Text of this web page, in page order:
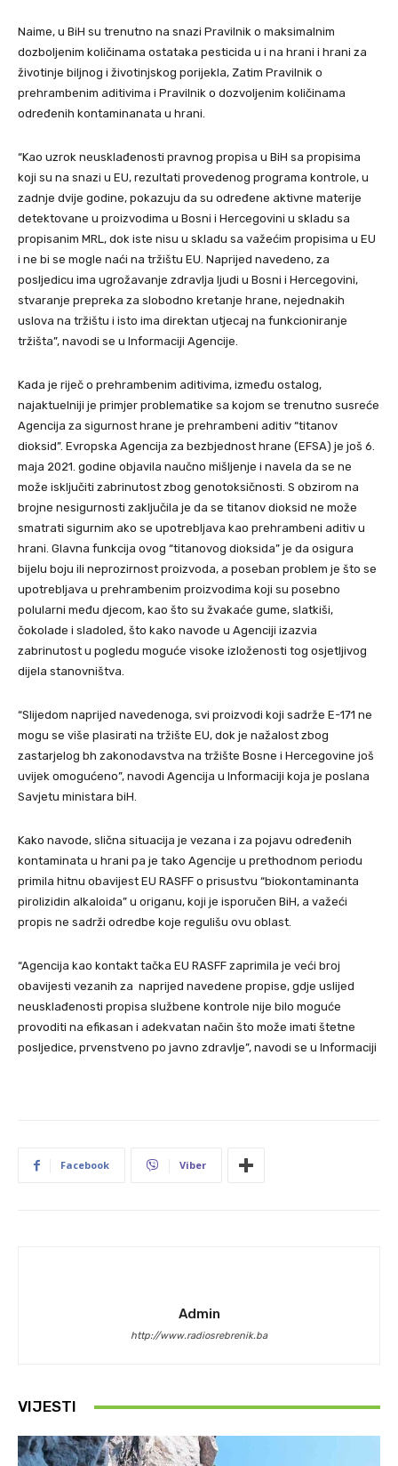
Naime, u BiH su trenutno na snazi Pravilnik o maksimalnim
dozboljenim količinama ostataka pesticida u i na hrani i hrani za
životinje biljnog i životinjskog porijekla, Zatim Pravilnik o
prehrambenim aditivima i Pravilnik o dozvoljenim količinama
određenih kontaminanata u hrani.
“Kao uzrok neusklađenosti pravnog propisa u BiH sa propisima
koji su na snazi u EU, rezultati provedenog programa kontrole, u
zadnje dvije godine, pokazuju da su određene aktivne materije
detektovane u proizvodima u Bosni i Hercegovini u skladu sa
propisanim MRL, dok iste nisu u skladu sa važećim propisima u EU
i ne bi se mogle naći na tržištu EU. Naprijed navedeno, za
posljedicu ima ugrožavanje zdravlja ljudi u Bosni i Hercegovini,
stvaranje prepreka za slobodno kretanje hrane, nejednakih
uslova na tržištu i isto ima direktan utjecaj na funkcioniranje
tržišta”, navodi se u Informaciji Agencije.
Kada je riječ o prehrambenim aditivima, između ostalog,
najaktuelniji je primjer problematike sa kojom se trenutno susreće
Agencija za sigurnost hrane je prehrambeni aditiv “titanov
dioksid”. Evropska Agencija za bezbjednost hrane (EFSA) je još 6.
maja 2021. godine objavila naučno mišljenje i navela da se ne
može isključiti zabrinutost zbog genotoksičnosti. S obzirom na
brojne nesigurnosti zaključila je da se titanov dioksid ne može
smatrati sigurnim ako se upotrebljava kao prehrambeni aditiv u
hrani. Glavna funkcija ovog “titanovog dioksida” je da osigura
bijelu boju ili neprozirnost proizvoda, a poseban problem je što se
upotrebljava u prehrambenim proizvodima koji su posebno
polularni među djecom, kao što su žvakaće gume, slatkiši,
čokolade i sladoled, što kako navode u Agenciji izazvia
zabrinutost u pogledu moguće visoke izloženosti tog osjetljivog
dijela stanovništva.
“Slijedom naprijed navedenoga, svi proizvodi koji sadrže E-171 ne
mogu se više plasirati na tržište EU, dok je nažalost zbog
zastarjelog bh zakonodavstva na tržište Bosne i Hercegovine još
uvijek omogućeno”, navodi Agencija u Informaciji koja je poslana
Savjetu ministara biH.
Kako navode, slična situacija je vezana i za pojavu određenih
kontaminata u hrani pa je tako Agencije u prethodnom periodu
primila hitnu obavijest EU RASFF o prisustvu “biokontaminanta
pirolizidin alkaloida” u origanu, koji je isporučen BiH, a važeći
propis ne sadrži odredbe koje regulišu ovu oblast.
“Agencija kao kontakt tačka EU RASFF zaprimila je veći broj
obavijesti vezanih za naprijed navedene propise, gdje uslijed
neusklađenosti propisa službene kontrole nije bilo moguće
provoditi na efikasan i adekvatan način što može imati štetne
posljedice, prvenstveno po javno zdravlje”, navodi se u Informaciji
Facebook Viber
Admin
http://www.radiosrebrenik.ba
VIJESTI